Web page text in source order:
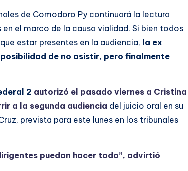
de Comodoro Py continuará la lectura
en el marco de la causa vialidad. Si bien todos
estar presentes en la audiencia, la ex
de no asistir, pero finalmente
2 autorizó el pasado viernes a Cristina
a la segunda audiencia del juicio oral en su
prevista para este lunes en los tribunales
puedan hacer todo”, advirtió